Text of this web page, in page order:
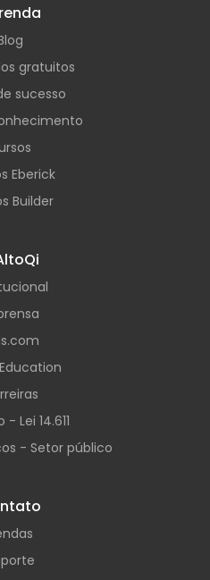
gratuitos
sucesso
Eberick
Builder
Lei 14.611
- Setor público